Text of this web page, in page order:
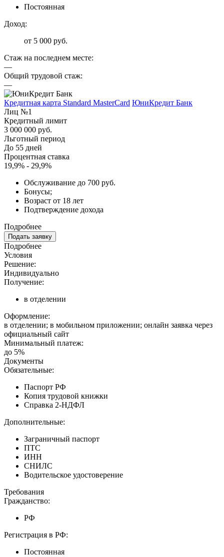
Постоянная
Доход:
от 5 000 руб.
Стаж на последнем месте:
—
Общий трудовой стаж:
—
Кредитная карта Standard MasterCard ЮниКредит Банк
Лиц №1
Кредитный лимит
3 000 000 руб.
Льготный период
До 55 дней
Процентная ставка
19,9% - 29,9%
Обслуживание до 700 руб.
Бонусы;
Возраст от 18 лет
Подтверждение дохода
Подробнее
Подать заявку
Подробнее
Условия
Решение:
Индивидуально
Получение:
в отделении
Оформление:
в отделении; в мобильном приложении; онлайн заявка через
официальный сайт
Минимальный платеж:
до 5%
Документы
Обязательные:
Паспорт РФ
Копия трудовой книжки
Справка 2-НДФЛ
Дополнительные:
Заграничный паспорт
ПТС
ИНН
СНИЛС
Водительское удостоверение
Требования
Гражданство:
РФ
Регистрация в РФ:
Постоянная